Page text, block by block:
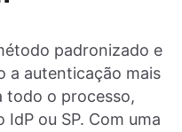
padronizado e
a autenticação mais
todo o processo,
ou SP. Com uma